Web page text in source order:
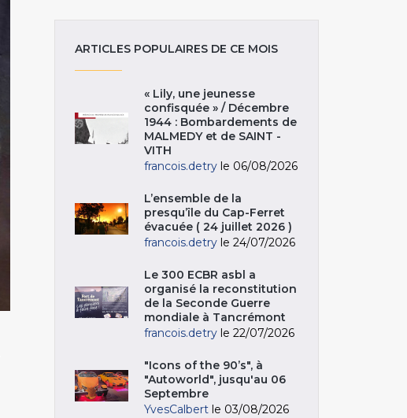
ARTICLES POPULAIRES DE CE MOIS
« Lily, une jeunesse
confisquée » / Décembre
1944 : Bombardements de
MALMEDY et de SAINT -
VITH
francois.detry le 06/08/2026
L’ensemble de la
presqu’île du Cap-Ferret
évacuée ( 24 juillet 2026 )
francois.detry le 24/07/2026
Le 300 ECBR asbl a
organisé la reconstitution
de la Seconde Guerre
mondiale à Tancrémont
francois.detry le 22/07/2026
"Icons of the 90’s", à
"Autoworld", jusqu'au 06
Septembre
YvesCalbert le 03/08/2026